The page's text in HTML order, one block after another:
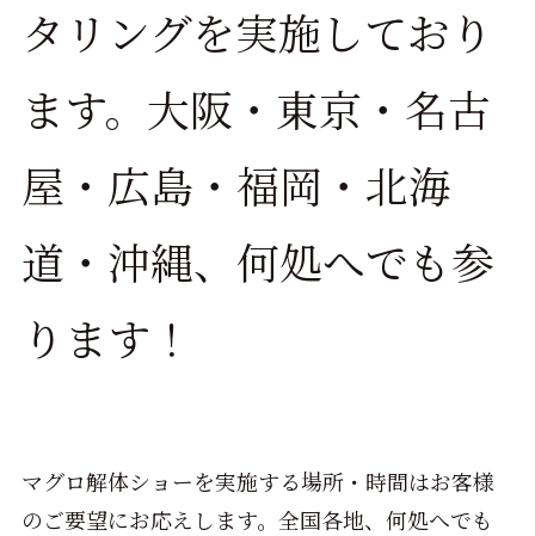
タリングを実施しており
ます。大阪・東京・名古
屋・広島・福岡・北海
道・沖縄、何処へでも参
ります！
マグロ解体ショーを実施する場所・時間はお客様
のご要望にお応えします。全国各地、何処へでも